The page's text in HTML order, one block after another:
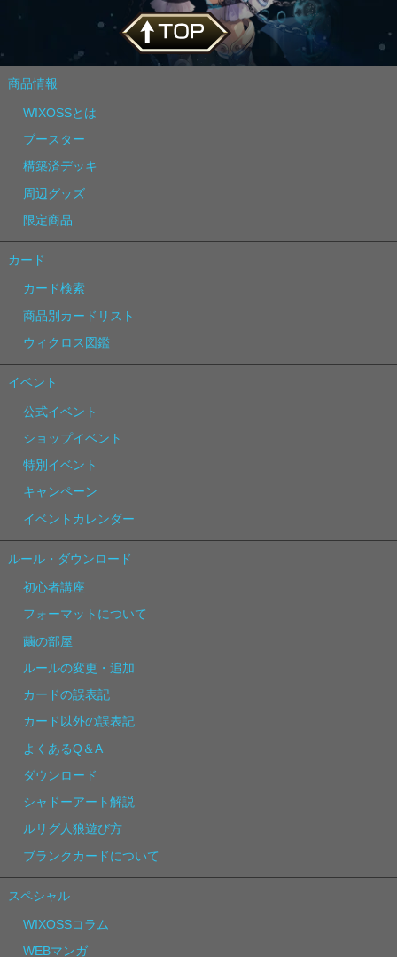
商品情報
WIXOSSとは
ブースター
構築済デッキ
周辺グッズ
限定商品
カード
カード検索
商品別カードリスト
ウィクロス図鑑
イベント
公式イベント
ショップイベント
特別イベント
キャンペーン
イベントカレンダー
ルール・ダウンロード
初心者講座
フォーマットについて
繭の部屋
ルールの変更・追加
カードの誤表記
カード以外の誤表記
よくあるQ＆A
ダウンロード
シャドーアート解説
ルリグ人狼遊び方
ブランクカードについて
スペシャル
WIXOSSコラム
WEBマンガ